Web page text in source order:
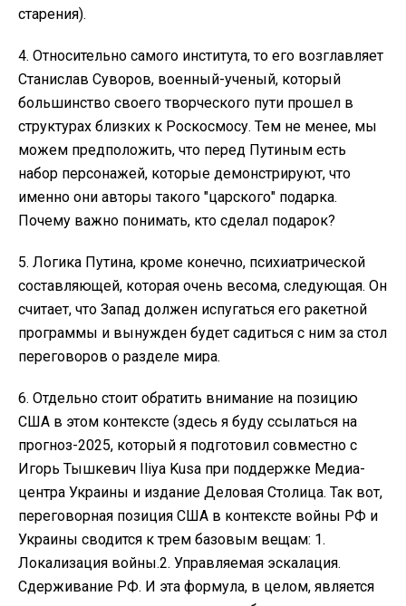
старения).
4. Относительно самого института, то его возглавляет
Станислав Суворов, военный-ученый, который
большинство своего творческого пути прошел в
структурах близких к Роскосмосу. Тем не менее, мы
можем предположить, что перед Путиным есть
набор персонажей, которые демонстрируют, что
именно они авторы такого "царского" подарка.
Почему важно понимать, кто сделал подарок?
5. Логика Путина, кроме конечно, психиатрической
составляющей, которая очень весома, следующая. Он
считает, что Запад должен испугаться его ракетной
программы и вынужден будет садиться с ним за стол
переговоров о разделе мира.
6. Отдельно стоит обратить внимание на позицию
США в этом контексте (здесь я буду ссылаться на
прогноз-2025, который я подготовил совместно с
Игорь Тышкевич Iliya Kusa при поддержке Медиа-
центра Украины и издание Деловая Столица. Так вот,
переговорная позиция США в контексте войны РФ и
Украины сводится к трем базовым вещам: 1.
Локализация войны.2. Управляемая эскалация.
Сдерживание РФ. И эта формула, в целом, является